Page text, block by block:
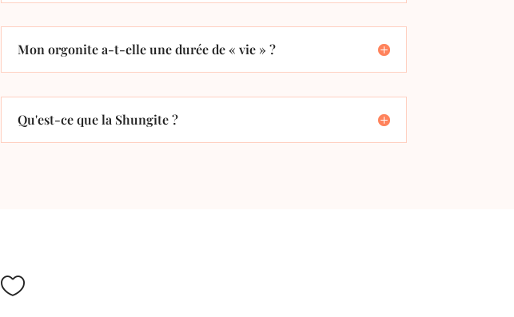
Mon orgonite a-t-elle une durée de « vie » ?
Qu'est-ce que la Shungite ?
